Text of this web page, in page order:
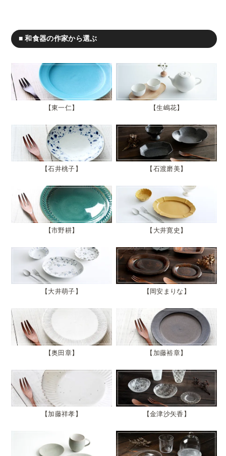
■ 和食器の作家から選ぶ
東一仁 生嶋花
石井桃子 石渡磨美
市野耕 大井寛史
大井萌子 岡安まりな
奥田章 加藤裕章
加藤祥孝 金津沙矢香